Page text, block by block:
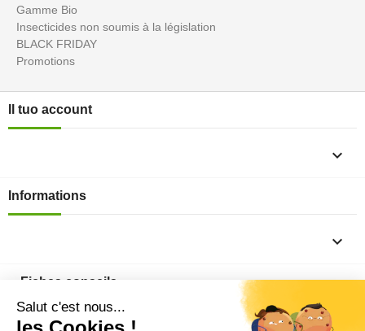
Gamme Bio
Insecticides non soumis à la législation
BLACK FRIDAY
Promotions
Il tuo account

Informations

Fiches conseils